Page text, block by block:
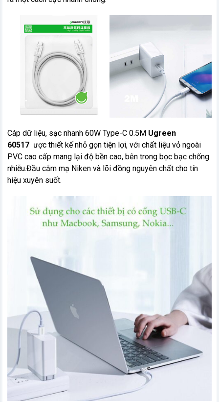
Cáp dữ liệu, sạc nhanh 60W Type-C 0.5M Ugreen
60517 ược thiết kế nhỏ gọn tiện lợi, với chất liệu vỏ ngoài
PVC cao cấp mang lại độ bền cao, bên trong bọc bạc chống
nhiễu.Đầu cắm mạ Niken và lõi đồng nguyên chất cho tín
hiệu xuyên suốt.